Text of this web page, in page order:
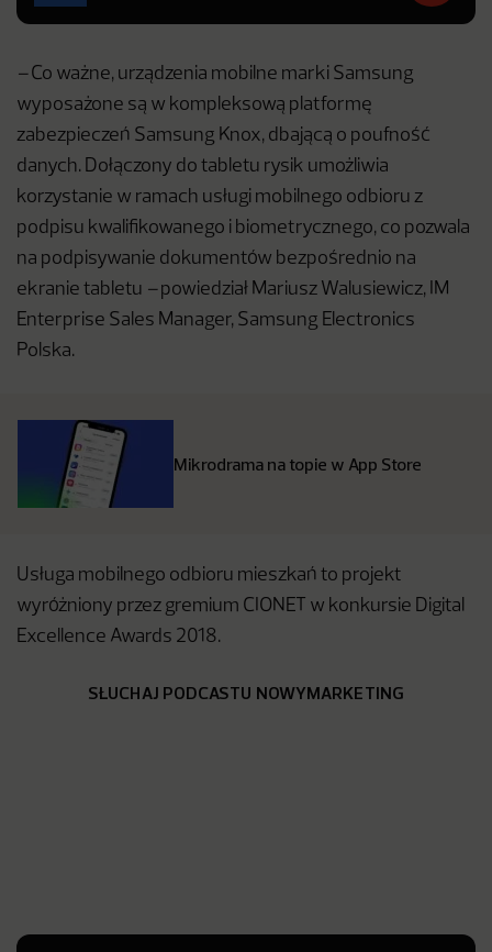
–Co ważne, urządzenia mobilne marki Samsung
wyposażone są w kompleksową platformę
zabezpieczeń Samsung Knox, dbającą o poufność
danych. Dołączony do tabletu rysik umożliwia
korzystanie w ramach usługi mobilnego odbioru z
podpisu kwalifikowanego i biometrycznego, co pozwala
na podpisywanie dokumentów bezpośrednio na
ekranie tabletu –powiedział Mariusz Walusiewicz, IM
Enterprise Sales Manager, Samsung Electronics
Polska.
Mikrodrama na topie w App Store
Usługa mobilnego odbioru mieszkań to projekt
wyróżniony przez gremium CIONET w konkursie Digital
Excellence Awards 2018.
SŁUCHAJ PODCASTU NOWYMARKETING